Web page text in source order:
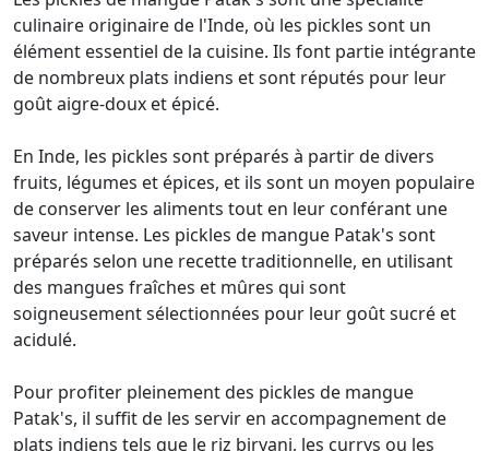
culinaire originaire de l'Inde, où les pickles sont un
élément essentiel de la cuisine. Ils font partie intégrante
de nombreux plats indiens et sont réputés pour leur
goût aigre-doux et épicé.
En Inde, les pickles sont préparés à partir de divers
fruits, légumes et épices, et ils sont un moyen populaire
de conserver les aliments tout en leur conférant une
saveur intense. Les pickles de mangue Patak's sont
préparés selon une recette traditionnelle, en utilisant
des mangues fraîches et mûres qui sont
soigneusement sélectionnées pour leur goût sucré et
acidulé.
Pour profiter pleinement des pickles de mangue
Patak's, il suffit de les servir en accompagnement de
plats indiens tels que le riz biryani, les currys ou les